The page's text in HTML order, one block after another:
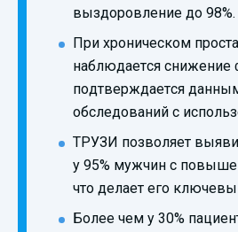
выздоровление до 98%.
При хроническом
наблюдается снижение
подтверждается
обследований с
ТРУЗИ позволяет
у 95% мужчин с
что делает его
Более чем у 30%